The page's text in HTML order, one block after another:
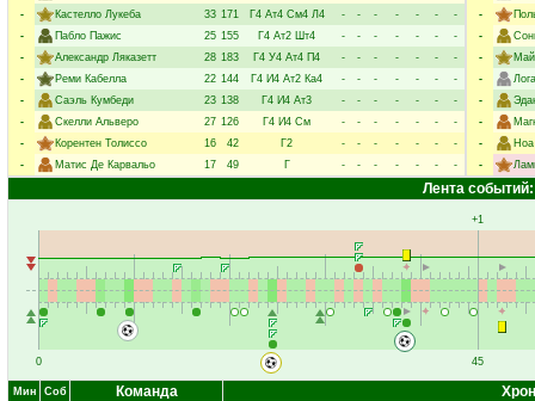
-
Кастелло Лукеба 33 171 Г4 Ат4 См4 Л4 - - - - - -
-
-
Пабло Пажис 25 155 Г4 Ат2 Шт4 - - - - - -
-
-
Александр Ляказетт 28 183 Г4 У4 Ат4 П4 - - - - - -
-
-
Реми Кабелла 22 144 Г4 И4 Ат2 Ка4 - - - - - -
-
-
Саэль Кумбеди 23 138 Г4 И4 Ат3 - - - - - -
-
-
Скелли Альверо 27 126 Г4 И4 См - - - - - -
-
-
Корентен Толиссо 16 42 Г2 - - - - - -
-
-
Матис Де Карвальо 17 49 Г - - - - - - -
-
-
-
-
-
-
-
-
Лента событий:
0
+1
45
Мин Соб Команда